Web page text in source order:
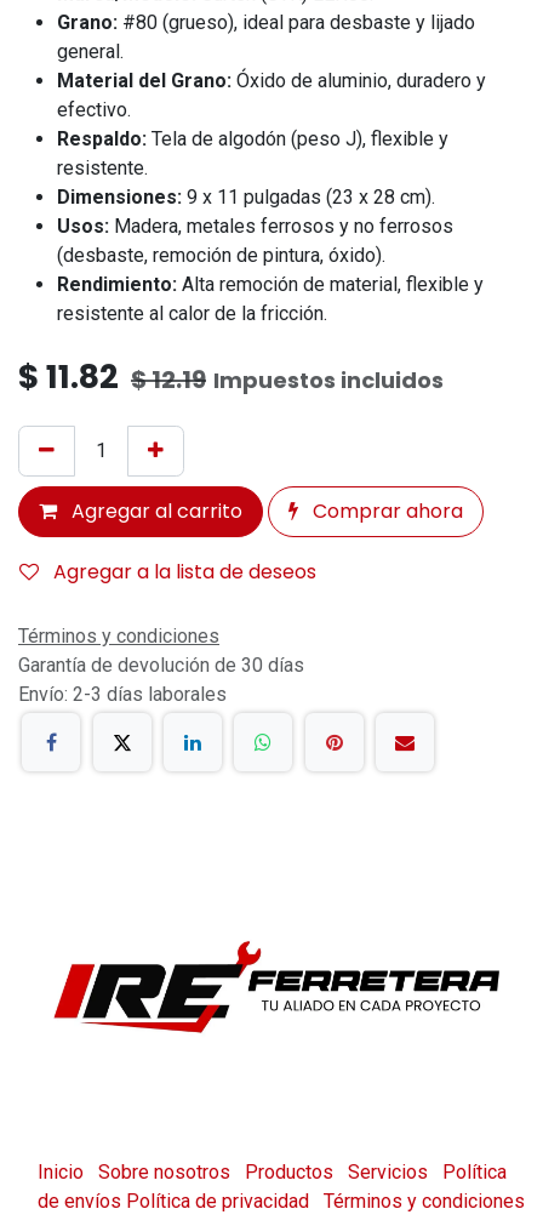
Grano: #80 (grueso), ideal para desbaste y lijado
general.
Material del Grano: Óxido de aluminio, duradero y
efectivo.
Respaldo: Tela de algodón (peso J), flexible y
resistente.
Dimensiones: 9 x 11 pulgadas (23 x 28 cm).
Usos: Madera, metales ferrosos y no ferrosos
(desbaste, remoción de pintura, óxido).
Rendimiento: Alta remoción de material, flexible y
resistente al calor de la fricción.
$11.82 $12.19 Impuestos incluidos
Agregar al carrito Comprar ahora
Agregar a la lista de deseos
Términos y condiciones
Garantía de devolución de 30 días
Envío: 2-3 días laborales
Inicio Sobre nosotros Productos Servicios
Política
de envíos Política de privacidad Términos y condiciones